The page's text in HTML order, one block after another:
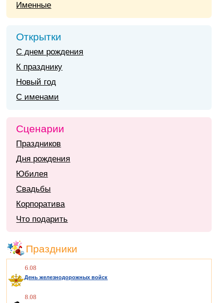
Именные
Открытки
С днем рождения
К празднику
Новый год
С именами
Сценарии
Праздников
Дня рождения
Юбилея
Свадьбы
Корпоратива
Что подарить
Праздники
6.08
День железнодорожных войск
8.08